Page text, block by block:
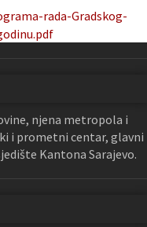
rada-Gradskog-
njena metropola i
i prometni centar, glavni
Kantona Sarajevo.